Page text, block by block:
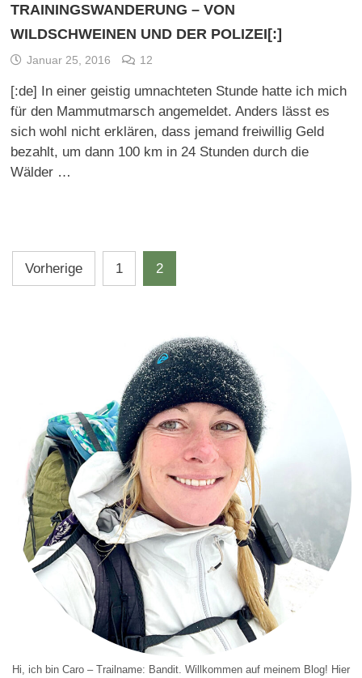
TRAININGSWANDERUNG – VON
WILDSCHWEINEN UND DER POLIZEI[:]
Januar 25, 2016 12
[:de] In einer geistig umnachteten Stunde hatte ich mich
für den Mammutmarsch angemeldet. Anders lässt es
sich wohl nicht erklären, dass jemand freiwillig Geld
bezahlt, um dann 100 km in 24 Stunden durch die
Wälder …
Beitragsnavigation
Vorherige 1 2
Hi, ich bin Caro – Trailname: Bandit. Willkommen auf meinem Blog! Hier